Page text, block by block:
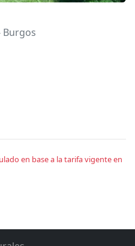
Burgos
en base a la tarifa vigente en